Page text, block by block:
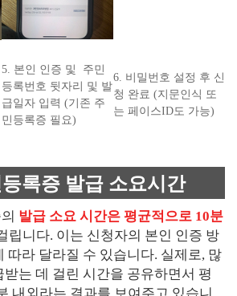
5. 본인 인증 및 주민
등록번호 뒷자리 및 발
급일자 입력 (기존 주
민등록증 필요)
6. 비밀번호 설정 후 신
청 완료 (지문인식 또
는 페이스ID도 가능)
록증 발급 소요시간
발급 소요 시간은 평균적으로 10분
립니다. 이는 신청자의 본인 인증 방
따라 달라질 수 있습니다. 실제로, 많
는 데 걸린 시간을 공유하면서 평